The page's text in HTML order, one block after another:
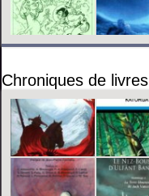
Chroniques de livres